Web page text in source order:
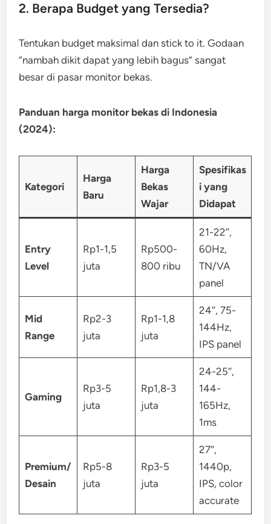
2. Berapa Budget yang Tersedia?
Tentukan budget maksimal dan stick to it. Godaan
“nambah dikit dapat yang lebih bagus” sangat
besar di pasar monitor bekas.
Panduan harga monitor bekas di Indonesia
(2024):
Kategori
Harga
Baru
Harga
Bekas
Wajar
Spesifikas
i yang
Didapat
Entry
Level
Rp1-1,5
juta
Rp500-
800 ribu
21-22″,
60Hz,
TN/VA
panel
Mid
Range
Rp2-3
juta
Rp1-1,8
juta
24″, 75-
144Hz,
IPS panel
Gaming
Rp3-5
juta
Rp1,8-3
juta
24-25″,
144-
165Hz,
1ms
Premium/
Desain
Rp5-8
juta
Rp3-5
juta
27″,
1440p,
IPS, color
accurate